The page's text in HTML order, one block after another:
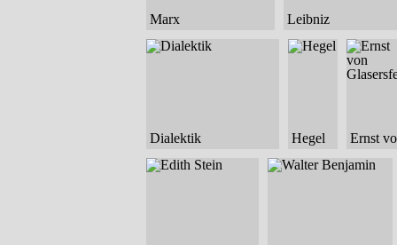
Marx Leibniz
Dialektik Hegel Ernst